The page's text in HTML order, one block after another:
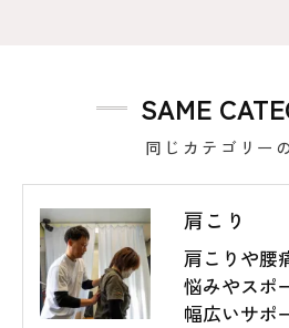
同じカテゴリー
SAME
肩こり
肩こりや腰
悩みやスポ
幅広いサポ